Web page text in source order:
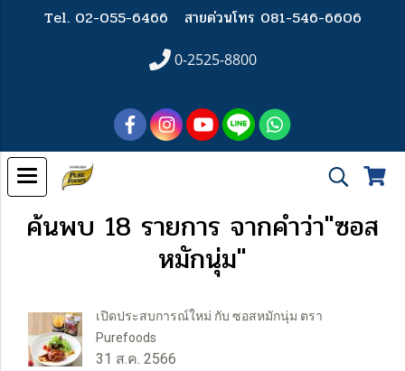
Tel. 02-055-6466 สายด่วนโทร 081-546-6606
0-2525-8800
ค้นพบ 18 รายการ จากคำว่า"ซอส
หมักนุ่ม"
เปิดประสบการณ์ใหม่ กับ ซอสหมักนุ่ม ตรา
Purefoods
31 ส.ค. 2566